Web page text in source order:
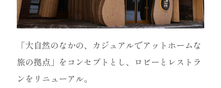
「大自然のなかの、カジュアルでアットホームな
旅の拠点」をコンセプトとし、ロビーとレストラ
ンをリニューアル。